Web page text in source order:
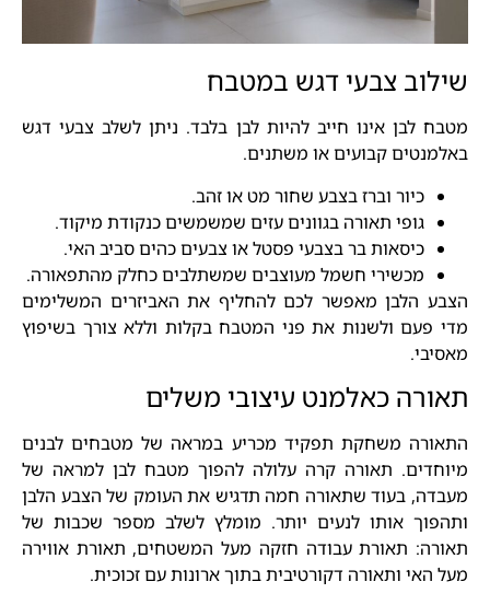
שילוב צבעי דגש במטבח
מטבח לבן אינו חייב להיות לבן בלבד. ניתן לשלב צבעי דגש
באלמנטים קבועים או משתנים.
כיור וברז בצבע שחור מט או זהב.
גופי תאורה בגוונים עזים שמשמשים כנקודת מיקוד.
כיסאות בר בצבעי פסטל או צבעים כהים סביב האי.
מכשירי חשמל מעוצבים שמשתלבים כחלק מהתפאורה.
הצבע הלבן מאפשר לכם להחליף את האביזרים המשלימים
מדי פעם ולשנות את פני המטבח בקלות וללא צורך בשיפוץ
מאסיבי.
תאורה כאלמנט עיצובי משלים
התאורה משחקת תפקיד מכריע במראה של מטבחים לבנים
מיוחדים. תאורה קרה עלולה להפוך מטבח לבן למראה של
מעבדה, בעוד שתאורה חמה תדגיש את העומק של הצבע הלבן
ותהפוך אותו לנעים יותר. מומלץ לשלב מספר שכבות של
תאורה: תאורת עבודה חזקה מעל המשטחים, תאורת אווירה
מעל האי ותאורה דקורטיבית בתוך ארונות עם זכוכית.